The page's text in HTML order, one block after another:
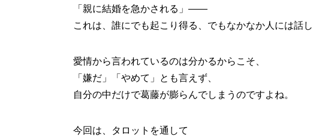
「親に結婚を急かされる」――
これは、誰にでも起こり得る、でもなかなか人には話し
愛情から言われているのは分かるからこそ、
「嫌だ」「やめて」とも言えず、
自分の中だけで葛藤が膨らんでしまうのですよね。
今回は、タロットを通して